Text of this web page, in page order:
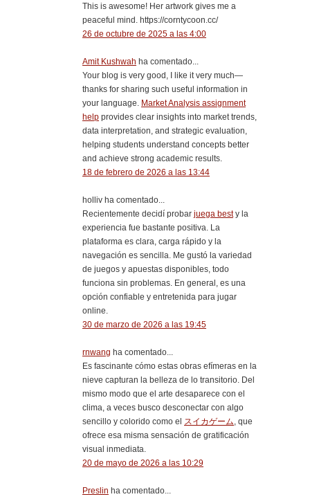
This is awesome! Her artwork gives me a
peaceful mind. https://corntycoon.cc/
26 de octubre de 2025 a las 4:00
Amit Kushwah ha comentado...
Your blog is very good, I like it very much—
thanks for sharing such useful information in
your language. Market Analysis assignment
help provides clear insights into market trends,
data interpretation, and strategic evaluation,
helping students understand concepts better
and achieve strong academic results.
18 de febrero de 2026 a las 13:44
holliv ha comentado...
Recientemente decidí probar juega besty la
experiencia fue bastante positiva. La
plataforma es clara, carga rápido y la
navegación es sencilla. Me gustó la variedad
de juegos y apuestas disponibles, todo
funciona sin problemas. En general, es una
opción confiable y entretenida para jugar
online.
30 de marzo de 2026 a las 19:45
rnwang ha comentado...
Es fascinante cómo estas obras efímeras en la
nieve capturan la belleza de lo transitorio. Del
mismo modo que el arte desaparece con el
clima, a veces busco desconectar con algo
sencillo y colorido como el スイカゲーム, que
ofrece esa misma sensación de gratificación
visual inmediata.
20 de mayo de 2026 a las 10:29
Preslin ha comentado...